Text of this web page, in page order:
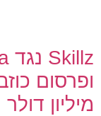
מיליון דולר